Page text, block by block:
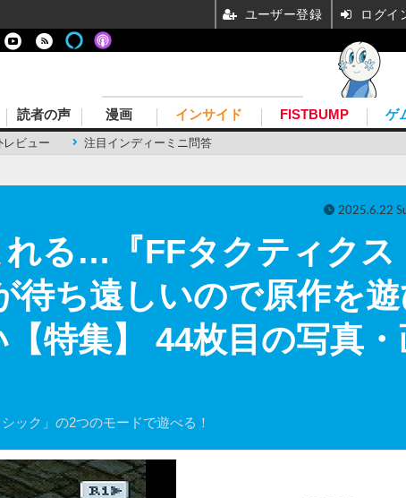
レビュー 注目インディーミニ問答
読者の声 漫画 インサイド FISTBUMP ゲ
る…『FFタクティクス
待ち遠しいので原作を
特集】 44枚目の写真・
ック」の2つのモードで遊べる！
2025.6.22
ユーザー登録 ログイ